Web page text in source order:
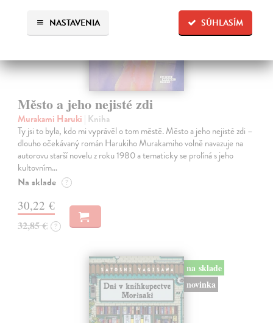
SÚHLASÍM
NASTAVENIA
Město a jeho nejisté zdi
Murakami Haruki | Kniha
Ty jsi to byla, kdo mi vyprávěl o tom městě. Město a jeho nejisté zdi –
dlouho očekávaný román Harukiho Murakamiho volně navazuje na
autorovu starší novelu z roku 1980 a tematicky se prolíná s jeho
kultovním…
Na sklade ?
30,22 €
32,85 € ?
na sklade
novinka